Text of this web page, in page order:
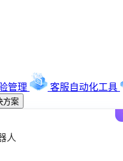
管理 客服自动化工具
方案
人